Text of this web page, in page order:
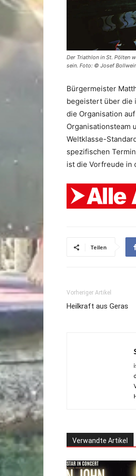
Der Triathlon in St. Pölten
sein. Foto: © Josef
Bürgermeister
begeistert über die
die Organisation
Organisationsteam
Weltklasse-
spezifischen
ist die Vorfreude in
Teilen
Vorheriger Artikel
Heilkraft aus Geras
Verwandte Artikel